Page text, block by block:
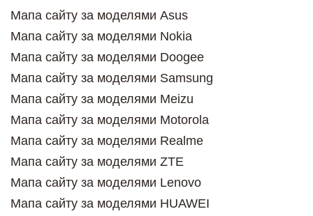
Мапа сайту за моделями Asus
Мапа сайту за моделями Nokia
Мапа сайту за моделями Doogee
Мапа сайту за моделями Samsung
Мапа сайту за моделями Meizu
Мапа сайту за моделями Motorola
Мапа сайту за моделями Realme
Мапа сайту за моделями ZTE
Мапа сайту за моделями Lenovo
Мапа сайту за моделями HUAWEI